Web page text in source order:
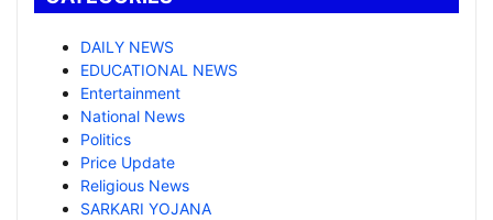
DAILY NEWS
EDUCATIONAL NEWS
Entertainment
National News
Politics
Price Update
Religious News
SARKARI YOJANA